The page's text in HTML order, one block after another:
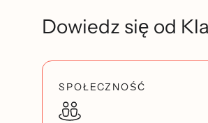
Dowiedz się od
SPOŁECZNOŚĆ